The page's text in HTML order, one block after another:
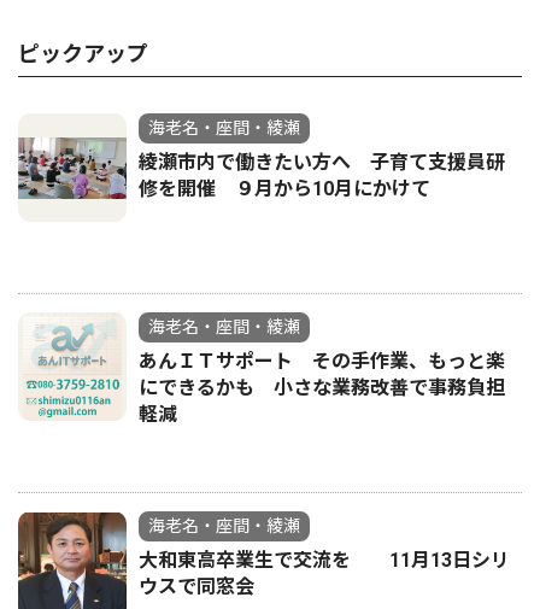
ピックアップ
海老名・座間・綾瀬
綾瀬市内で働きたい方へ 子育て支援員研
修を開催 ９月から10月にかけて
海老名・座間・綾瀬
あんＩＴサポート その手作業、もっと楽
にできるかも 小さな業務改善で事務負担
軽減
海老名・座間・綾瀬
大和東高卒業生で交流を 11月13日シリ
ウスで同窓会